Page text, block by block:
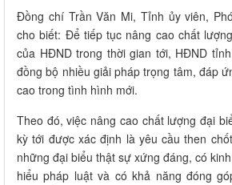
Đồng chí Trần Văn Mi, Tỉnh ủy viên,
cho biết: Để tiếp tục nâng cao chất
của HĐND trong thời gian tới, HĐND
đồng bộ nhiều giải pháp trọng tâm, đáp
cao trong tình hình mới.
Theo đó, việc nâng cao chất lượng đại
kỳ tới được xác định là yêu cầu then
những đại biểu thật sự xứng đáng, có
hiểu pháp luật và có khả năng đóng